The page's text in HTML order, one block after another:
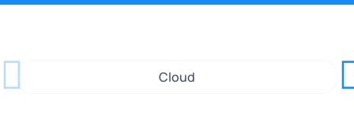
Cloud